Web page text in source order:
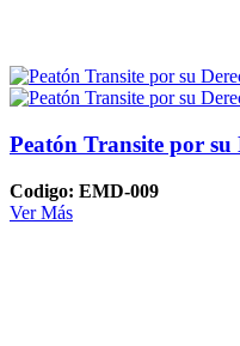
Peatón Transite por
Codigo: EMD-009
Ver Más